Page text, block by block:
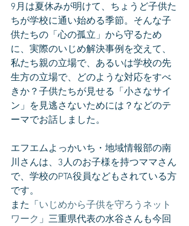
9月は夏休みが明けて、ちょうど子供た
ちが学校に通い始める季節。そんな子
供たちの「心の孤立」から守るため
に、実際のいじめ解決事例を交えて、
私たち親の立場で、あるいは学校の先
生方の立場で、どのような対応をすべ
きか？子供たちが見せる「小さなサイ
ン」を見逃さないためには？などのテ
ーマでお話しました。
エフエムよっかいち・地域情報部の南
川さんは、3人のお子様を持つママさん
で、学校のPTA役員などもされている方
です。
また「 いじめから子供を守ろうネット
ワーク 」三重県代表の水谷さんも今回